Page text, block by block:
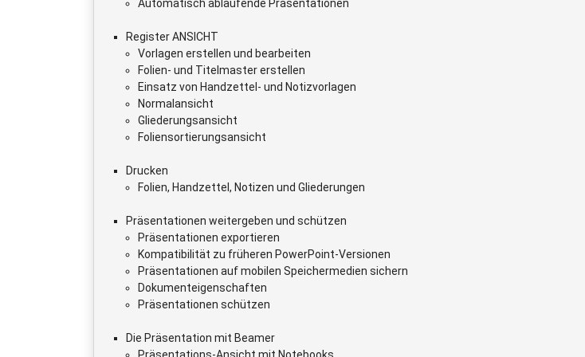
Automatisch ablaufende Präsentationen
Register ANSICHT
Vorlagen erstellen und bearbeiten
Folien- und Titelmaster erstellen
Einsatz von Handzettel- und Notizvorlagen
Normalansicht
Gliederungsansicht
Foliensortierungsansicht
Drucken
Folien, Handzettel, Notizen und Gliederungen
Präsentationen weitergeben und schützen
Präsentationen exportieren
Kompatibilität zu früheren PowerPoint-Versionen
Präsentationen auf mobilen Speichermedien sichern
Dokumenteigenschaften
Präsentationen schützen
Die Präsentation mit Beamer
Präsentations-Ansicht mit Notebooks